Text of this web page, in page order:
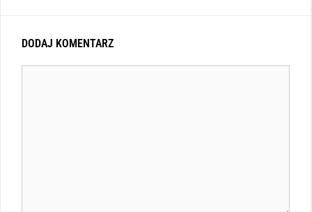
DODAJ KOMENTARZ